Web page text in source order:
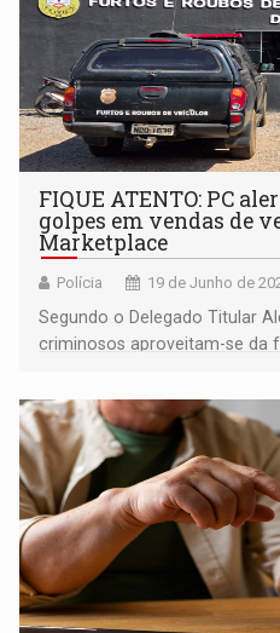
FIQUE ATENTO: PC
golpes em vendas de
Marketplace
Polícia 19 de Junho de
Segundo o Delegado Titular
criminosos aproveitam-se da